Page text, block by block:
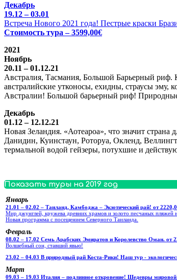
Декабрь
19.12 – 03.01
Встреча Нового 2021 года! Пестрые краски
Стоимость тура – 3599,00€
2021
Ноябрь
20.11 – 01.12.21
Австралия, Тасмания, Большой Барьерный риф.
австралийские утконосы, ехидны, страусы эму,
Австралии! Большой барьерный риф!
Декабрь
01.12 – 12.12.21
Новая Зеландия. «Аотеароа», что значит
Данидин, Куинстаун, Роторуа, Окленд,
термальной водой гейзеры, потухшие и
Показать туры на 2019 год
Январь
21.01 – 02.02 – Таиланд, Камбоджа – Экзотический рай! от
Мир джунглей, кружева древних храмов и золото песчаных пляжей
Новая программа с посещением Северного Таиланда.
Февраль
08.02 – 17.02 Семь Арабских Эмиратов и Королевство Оман. от
Волшебный сон, ставший явью!
23.02 – 04.03 В природный рай Коста-Рики! Наш тур -
Март
09.03 – 19.03 Италия – подлинное откровение! Шедевры